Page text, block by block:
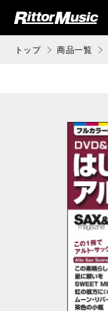
ジック (Rittor Musi
トップ 商品一覧